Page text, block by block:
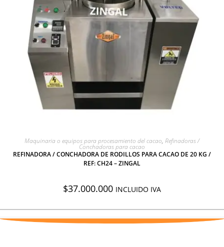
AGREGAR A COTIZACIÓN
Maquinaria o equipos para procesamiento del cacao, Refinadoras /
Conchadoras para cacao
REFINADORA / CONCHADORA DE RODILLOS PARA CACAO DE 20 KG /
REF: CH24 – ZINGAL
$37.000.000 INCLUIDO IVA